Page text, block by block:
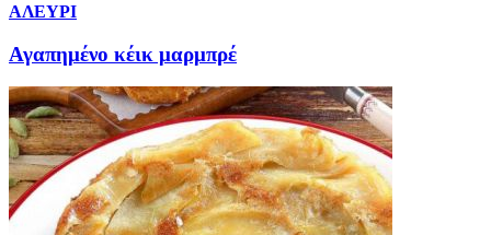
ΑΛΕΥΡΙ
Αγαπημένο κέικ μαρμπρέ